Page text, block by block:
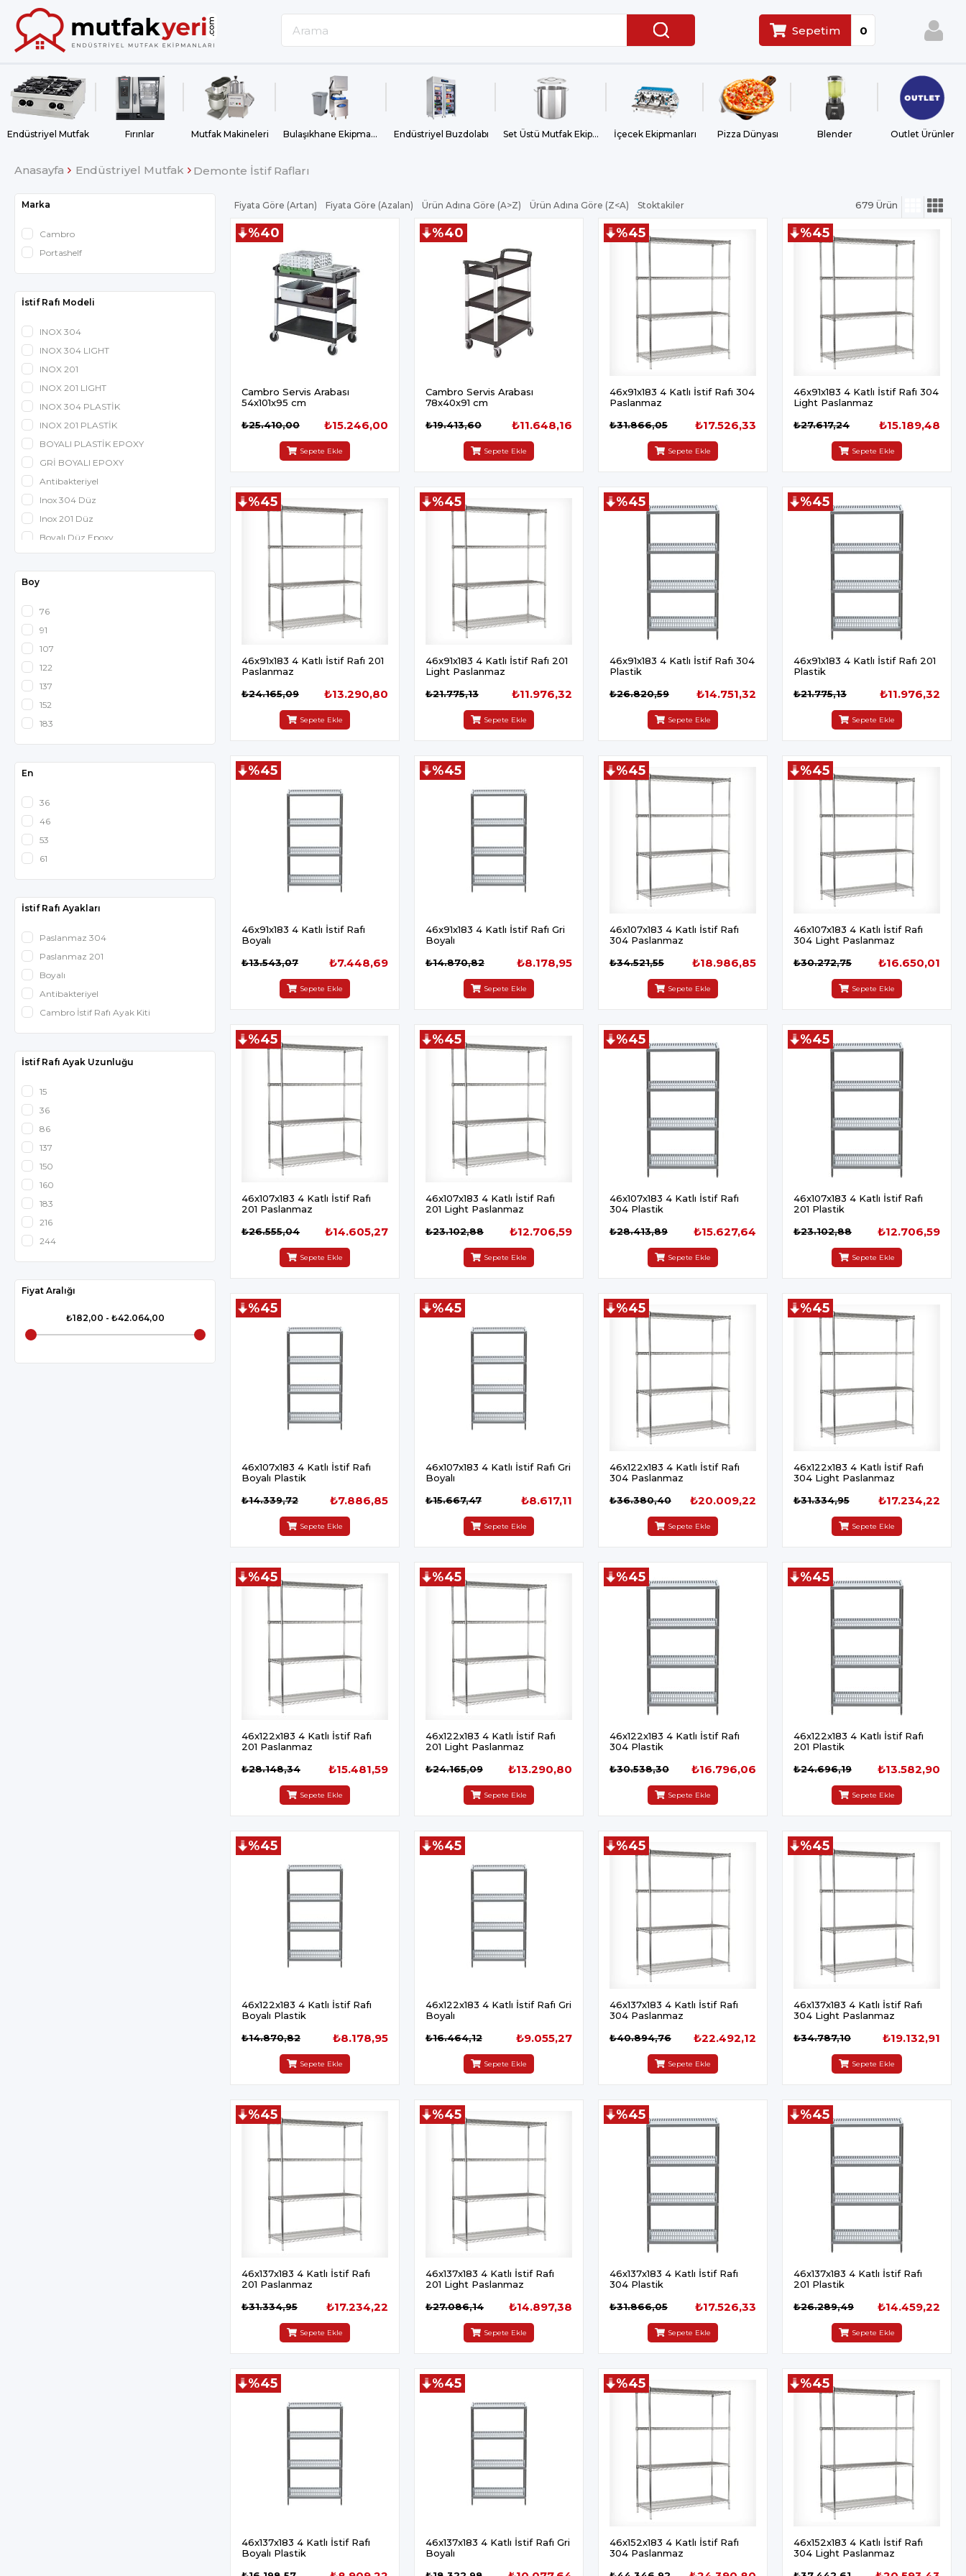
Sepetim 0
Endüstriyel Mutfak Fırınlar Mutfak Makineleri Bulaşıkhane Ekipmanları Endüstriyel Buzdolabı Set Üstü Mutfak Ekipmanları İçecek Ekipmanları Pizza Dünyası Blender Outlet Ürünler
Anasayfa Endüstriyel Mutfak Demonte İstif Rafları
Marka
Cambro
Portashelf
İstif Rafı Modeli
INOX 304
INOX 304 LIGHT
INOX 201
INOX 201 LIGHT
INOX 304 PLASTİK
INOX 201 PLASTİK
BOYALI PLASTİK EPOXY
GRİ BOYALI EPOXY
Antibakteriyel
Inox 304 Düz
Inox 201 Düz
Boyalı Düz Epoxy
Inox 304 Düz Delikli
Inox 201 Düz Delikli
Boy
76
91
107
122
137
152
183
En
36
46
53
61
İstif Rafı Ayakları
Paslanmaz 304
Paslanmaz 201
Boyalı
Antibakteriyel
Cambro İstif Rafı Ayak Kiti
İstif Rafı Ayak Uzunluğu
15
36
86
137
150
160
183
216
244
Fiyat Aralığı
₺182,00 - ₺42.064,00
Fiyata Göre (Artan) Fiyata Göre (Azalan) Ürün Adına Göre (A>Z) Ürün Adına Göre (Z<A) Stoktakiler 679 Ürün
Cambro Servis Arabası
54x101x95 cm
₺15.246,00
₺25.410,00
Sepete Ekle
%40
Cambro Servis Arabası
78x40x91 cm
₺11.648,16
₺19.413,60
Sepete Ekle
%40
46x91x183 4 Katlı İstif Rafı 304
Paslanmaz
₺17.526,33
₺31.866,05
Sepete Ekle
%45
46x91x183 4 Katlı İstif Rafı 304
Light Paslanmaz
₺15.189,48
₺27.617,24
Sepete Ekle
%45
46x91x183 4 Katlı İstif Rafı 201
Paslanmaz
₺13.290,80
₺24.165,09
Sepete Ekle
%45
46x91x183 4 Katlı İstif Rafı 201
Light Paslanmaz
₺11.976,32
₺21.775,13
Sepete Ekle
%45
46x91x183 4 Katlı İstif Rafı 304
Plastik
₺14.751,32
₺26.820,59
Sepete Ekle
%45
46x91x183 4 Katlı İstif Rafı 201
Plastik
₺11.976,32
₺21.775,13
Sepete Ekle
%45
46x91x183 4 Katlı İstif Rafı
Boyalı
₺7.448,69
₺13.543,07
Sepete Ekle
%45
46x91x183 4 Katlı İstif Rafı Gri
Boyalı
₺8.178,95
₺14.870,82
Sepete Ekle
%45
46x107x183 4 Katlı İstif Rafı
304 Paslanmaz
₺18.986,85
₺34.521,55
Sepete Ekle
%45
46x107x183 4 Katlı İstif Rafı
304 Light Paslanmaz
₺16.650,01
₺30.272,75
Sepete Ekle
%45
46x107x183 4 Katlı İstif Rafı
201 Paslanmaz
₺14.605,27
₺26.555,04
Sepete Ekle
%45
46x107x183 4 Katlı İstif Rafı
201 Light Paslanmaz
₺12.706,59
₺23.102,88
Sepete Ekle
%45
46x107x183 4 Katlı İstif Rafı
304 Plastik
₺15.627,64
₺28.413,89
Sepete Ekle
%45
46x107x183 4 Katlı İstif Rafı
201 Plastik
₺12.706,59
₺23.102,88
Sepete Ekle
%45
46x107x183 4 Katlı İstif Rafı
Boyalı Plastik
₺7.886,85
₺14.339,72
Sepete Ekle
%45
46x107x183 4 Katlı İstif Rafı Gri
Boyalı
₺8.617,11
₺15.667,47
Sepete Ekle
%45
46x122x183 4 Katlı İstif Rafı
304 Paslanmaz
₺20.009,22
₺36.380,40
Sepete Ekle
%45
46x122x183 4 Katlı İstif Rafı
304 Light Paslanmaz
₺17.234,22
₺31.334,95
Sepete Ekle
%45
46x122x183 4 Katlı İstif Rafı
201 Paslanmaz
₺15.481,59
₺28.148,34
Sepete Ekle
%45
46x122x183 4 Katlı İstif Rafı
201 Light Paslanmaz
₺13.290,80
₺24.165,09
Sepete Ekle
%45
46x122x183 4 Katlı İstif Rafı
304 Plastik
₺16.796,06
₺30.538,30
Sepete Ekle
%45
46x122x183 4 Katlı İstif Rafı
201 Plastik
₺13.582,90
₺24.696,19
Sepete Ekle
%45
46x122x183 4 Katlı İstif Rafı
Boyalı Plastik
₺8.178,95
₺14.870,82
Sepete Ekle
%45
46x122x183 4 Katlı İstif Rafı Gri
Boyalı
₺9.055,27
₺16.464,12
Sepete Ekle
%45
46x137x183 4 Katlı İstif Rafı
304 Paslanmaz
₺22.492,12
₺40.894,76
Sepete Ekle
%45
46x137x183 4 Katlı İstif Rafı
304 Light Paslanmaz
₺19.132,91
₺34.787,10
Sepete Ekle
%45
46x137x183 4 Katlı İstif Rafı
201 Paslanmaz
₺17.234,22
₺31.334,95
Sepete Ekle
%45
46x137x183 4 Katlı İstif Rafı
201 Light Paslanmaz
₺14.897,38
₺27.086,14
Sepete Ekle
%45
46x137x183 4 Katlı İstif Rafı
304 Plastik
₺17.526,33
₺31.866,05
Sepete Ekle
%45
46x137x183 4 Katlı İstif Rafı
201 Plastik
₺14.459,22
₺26.289,49
Sepete Ekle
%45
46x137x183 4 Katlı İstif Rafı
Boyalı Plastik
%45
46x137x183 4 Katlı İstif Rafı Gri
Boyalı
%45
46x152x183 4 Katlı İstif Rafı
304 Paslanmaz
%45
46x152x183 4 Katlı İstif Rafı
304 Light Paslanmaz
%45